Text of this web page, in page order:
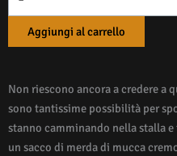
Aggiungi al carrello
Non riescono ancora a credere a
sono tantissime possibilità per
stanno camminando nella stalla
un sacco di merda di mucca